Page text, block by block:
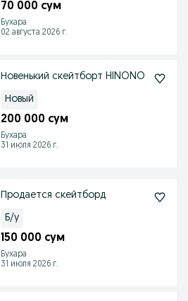
70 000 сум
Бухара
02 августа 2026 г.
Новенький скейтборт HINONO
Новый
200 000 сум
Бухара
31 июля 2026 г.
Продается скейтборд
Б/у
150 000 сум
Бухара
31 июля 2026 г.